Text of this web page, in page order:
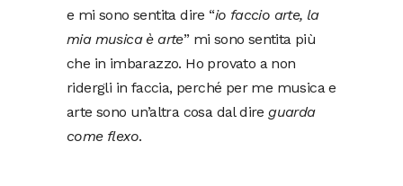
e mi sono sentita dire “io faccio arte, la
mia musica è arte” mi sono sentita più
che in imbarazzo. Ho provato a non
ridergli in faccia, perché per me musica e
arte sono un’altra cosa dal direguarda
come flexo.